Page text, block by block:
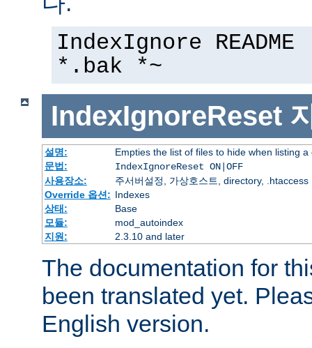
IndexIgnore
*.bak *~
IndexIgnoreReset
설명:
Empties the list of files to hide when listing a
문법:
IndexIgnoreReset ON|OFF
사용장소:
주서버설정, 가상호스트, directory, .htaccess
Override 옵션: Indexes
상태:
Base
모듈:
mod_autoindex
지원:
2.3.10 and later
The documentation for
been translated yet.
English version.